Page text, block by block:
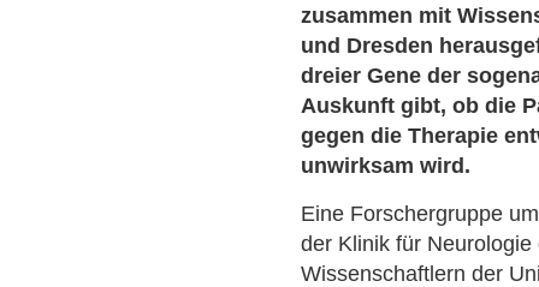
zusammen mit
und Dresden
dreier Gene der
Auskunft gibt, ob die
gegen die Therapie
unwirksam wird.
Eine Forschergruppe
der Klinik für
Wissenschaftlern der